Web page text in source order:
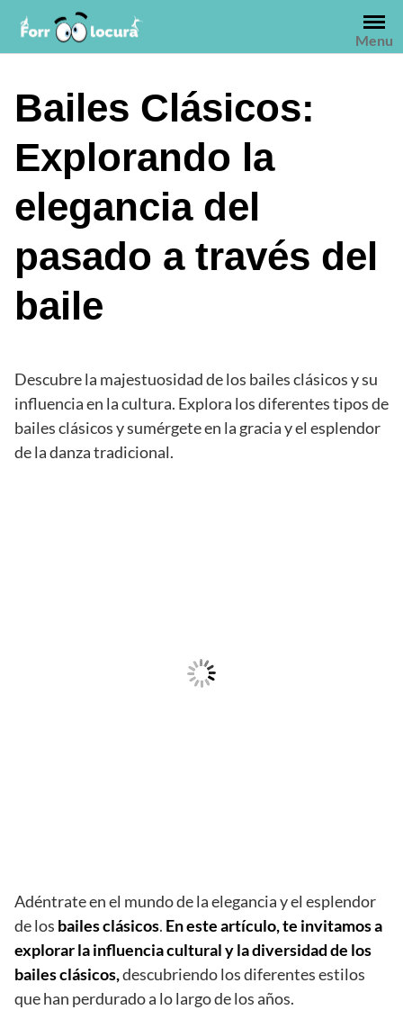
contenido
Menu
Bailes Clásicos:
Explorando la
elegancia del
pasado a través del
baile
Descubre la majestuosidad de los bailes clásicos y su
influencia en la cultura. Explora los diferentes tipos de
bailes clásicos y sumérgete en la gracia y el esplendor
de la danza tradicional.
Adéntrate en el mundo de la elegancia y el esplendor
de los bailes clásicos. En este artículo, te invitamos a
explorar la influencia cultural y la diversidad de los
bailes clásicos,descubriendo los diferentes estilos
que han perdurado a lo largo de los años.